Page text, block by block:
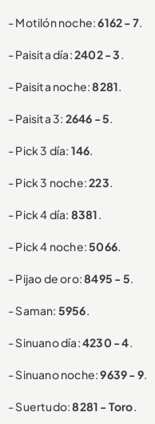
- Motilón noche:6162 - 7.
- Paisita día:2402 - 3.
- Paisita noche:8281.
- Paisita 3: 2646 - 5.
- Pick 3 día: 146.
- Pick 3 noche:223.
- Pick 4 día: 8381.
- Pick 4 noche:5066.
- Pijao de oro:8495 - 5.
- Saman: 5956.
- Sinuano día:4230 - 4.
- Sinuano noche:9639 - 9.
- Suertudo:8281 - Toro.